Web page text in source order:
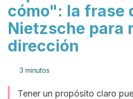
cómo": la frase
Nietzsche para
dirección
3 minutos
Tener un propósito claro